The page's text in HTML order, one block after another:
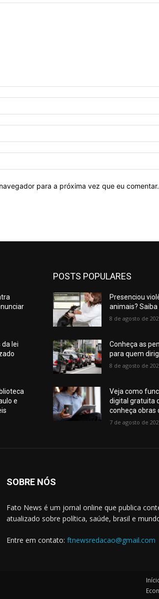
para a próxima vez que eu comentar.
lei
e
POSTS POPULARES
Presenciou
animais?
8 de agosto de
Conheça as
para quem
8 de agosto de
Veja como
digital gratuita
conheça obras
7 de agosto de
SOBRE NÓS
Fato News é um jornal online que publica
atualizado sobre política, saúde, brasil e
Entre em contato: ftnewsredacao@gmail.com